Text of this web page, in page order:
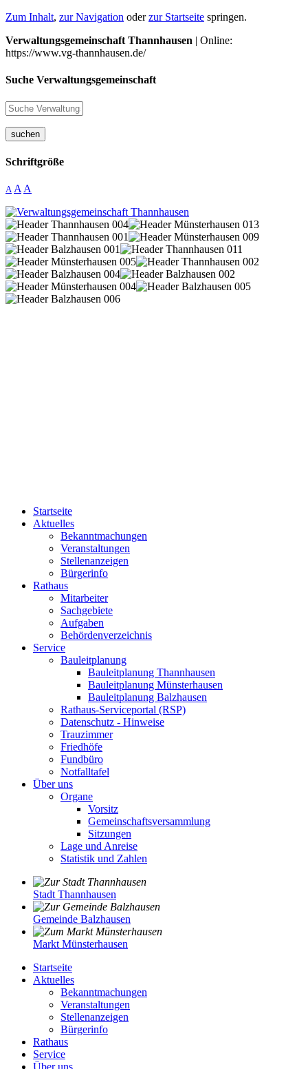
Zum Inhalt, zur Navigation oderzur Startseite springen.
Verwaltungsgemeinschaft Thannhausen | Online:
https://www.vg-thannhausen.de/
Suche Verwaltungsgemeinschaft
suchen
Schriftgröße
A A A
Startseite
Aktuelles
Bekanntmachungen
Veranstaltungen
Stellenanzeigen
Bürgerinfo
Rathaus
Mitarbeiter
Sachgebiete
Aufgaben
Behördenverzeichnis
Service
Bauleitplanung
Bauleitplanung Thannhausen
Bauleitplanung Münsterhausen
Bauleitplanung Balzhausen
Rathaus-Serviceportal (RSP)
Datenschutz - Hinweise
Trauzimmer
Friedhöfe
Fundbüro
Notfalltafel
Über uns
Organe
Vorsitz
Gemeinschaftsversammlung
Sitzungen
Lage und Anreise
Statistik und Zahlen
Stadt Thannhausen
Gemeinde Balzhausen
Markt Münsterhausen
Startseite
Aktuelles
Bekanntmachungen
Veranstaltungen
Stellenanzeigen
Bürgerinfo
Rathaus
Service
Über uns